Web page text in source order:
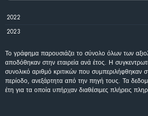
2022
2023
Το γράφημα παρουσιάζει το σύνολο όλων των
αποδόθηκαν στην εταιρεία ανά έτος. Η
συνολικό αριθμό κριτικών που συμπεριλήφθηκαν
περίοδο, ανεξάρτητα από την πηγή τους. Τα
έτη για τα οποία υπήρχαν διαθέσιμες πλήρεις